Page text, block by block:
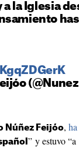
la Iglesia
Núñez Feijóo,
” y estuvo